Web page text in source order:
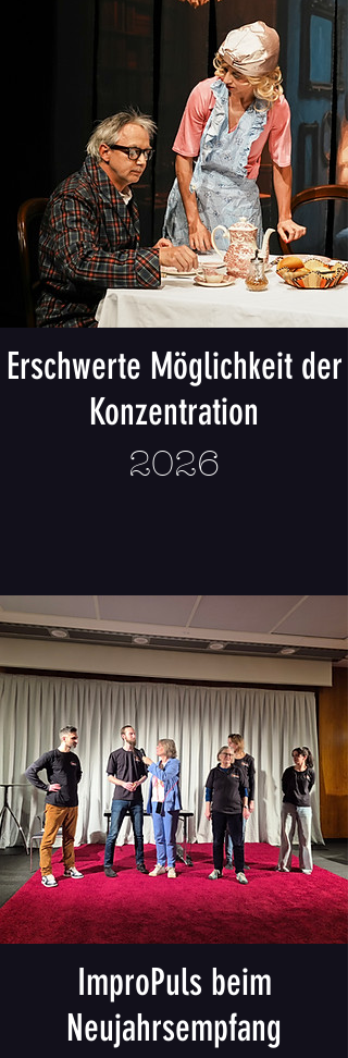
Erschwerte Möglichkeit der
Konzentration
2026
ImproPuls beim
Neujahrsempfang